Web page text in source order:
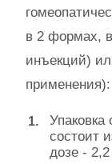
в 2 формах,
инъекций)
применения):
состоит
дозе -